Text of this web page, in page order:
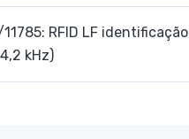
11785: RFID LF identificação
kHz)